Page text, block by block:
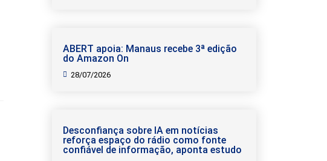
ABERT apoia: Manaus recebe 3ª edição
do Amazon On
28/07/2026
Desconfiança sobre IA em notícias
reforça espaço do rádio como fonte
confiável de informação, aponta estudo